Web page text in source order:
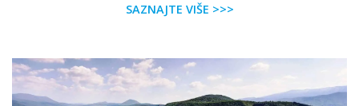
SAZNAJTE VIŠE >>>